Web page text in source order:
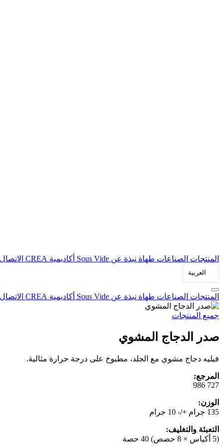
المنتجات الصناعات طهاة نبذة عن Sous Vide أكاديمية CREA الاتصال
العربية‏
المنتجات الصناعات طهاة نبذة عن Sous Vide أكاديمية CREA الاتصال
جميع المنتجات
صدر الدجاج المشوي
فيليه دجاج مشوي مع الجلد، مطبوخ على درجة حرارة مثالية.
المرجع:
727 986
الوزن:
135 جرام +/- 10 جرام
التعبئة والتغليف:
(5 أكياس × 8 حصص) 40 حصة